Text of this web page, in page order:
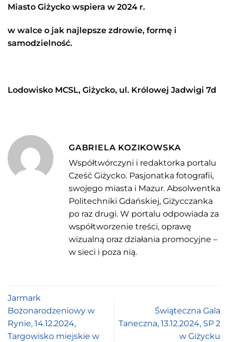
Miasto Giżycko wspiera w 2024 r.
w walce o jak najlepsze zdrowie, formę i
samodzielność.
Lodowisko MCSL, Giżycko, ul. Królowej Jadwigi 7d
GABRIELA KOZIKOWSKA
Współtwórczyni i redaktorka portalu
Cześć Giżycko. Pasjonatka fotografii,
swojego miasta i Mazur. Absolwentka
Politechniki Gdańskiej, Giżycczanka
po raz drugi. W portalu odpowiada za
współtworzenie treści, oprawę
wizualną oraz działania promocyjne –
w sieci i poza nią.
Jarmark
Bożonarodzeniowy w
Rynie, 14.12.2024,
Targowisko miejskie w
Świąteczna Gala
Taneczna, 13.12.2024, SP 2
w Giżycku